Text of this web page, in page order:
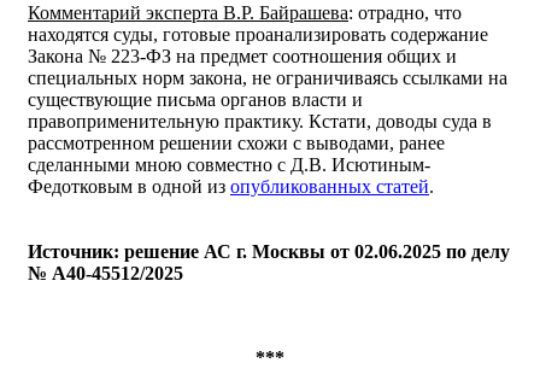
Комментарий эксперта В.Р. Байрашева: отрадно, что
находятся суды, готовые проанализировать содержание
Закона № 223-ФЗ на предмет соотношения общих и
специальных норм закона, не ограничиваясь ссылками на
существующие письма органов власти и
правоприменительную практику. Кстати, доводы суда в
рассмотренном решении схожи с выводами, ранее
сделанными мною совместно с Д.В. Исютиным-
Федотковым в одной из опубликованных статей.
Источник: решение АС г. Москвы от 02.06.2025 по делу
№ А40-45512/2025
***